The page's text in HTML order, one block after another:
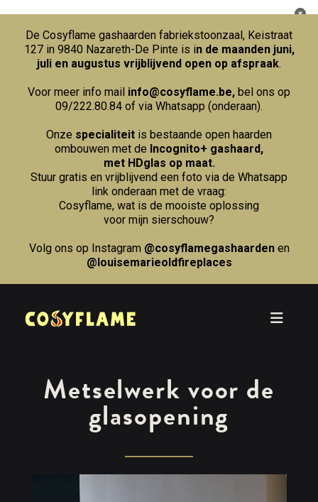
De Cosyflame gashaarden fabriekstoonzaal, Keistraat
127 in 9840 Nazareth-De Pinte is in de maanden juni,
juli en augustus vrijblijvend open op afspraak.
Voor meer info mail info@cosyflame.be, bel ons op
09/222.80.84 of via Whatsapp (onderaan).
Onze specialiteit is bestaande open haarden
ombouwen met de Incognito+ gashaard,
met HDglas op maat.
Stuur gratis en vrijblijvend een foto via de Whatsapp
link onderaan met de vraag:
Cosyflame, wat is de mooiste oplossing
voor mijn sierschouw?
Volg ons op Instagram @cosyflamegashaardenen
@louisemarieoldfireplaces
Metselwerk voor de
glasopening